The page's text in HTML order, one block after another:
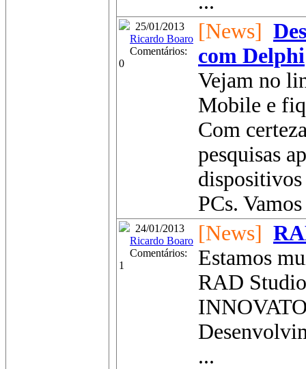
25/01/2013
Ricardo Boaro
Comentários:
0
[News]
com Delphi
Vejam no
Mobile e
Com
pesquisas
PCs.
24/01/2013
Ricardo Boaro
Comentários:
1
[News]
Estamos
RAD
...